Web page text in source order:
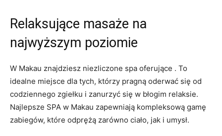
Relaksujące masaże na
najwyższym poziomie
W Makau znajdziesz niezliczone spa oferujące ⁣. To
idealne miejsce ‍dla ‍tych, którzy pragną⁢ oderwać się ⁣od
codziennego zgiełku i zanurzyć ​się w błogim relaksie.‍
Najlepsze⁤ SPA w Makau zapewniają kompleksową gamę
zabiegów, ⁢które odprężą zarówno ciało, jak i umysł.